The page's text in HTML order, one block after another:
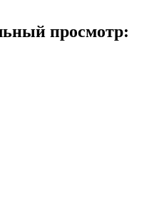
просмотр: